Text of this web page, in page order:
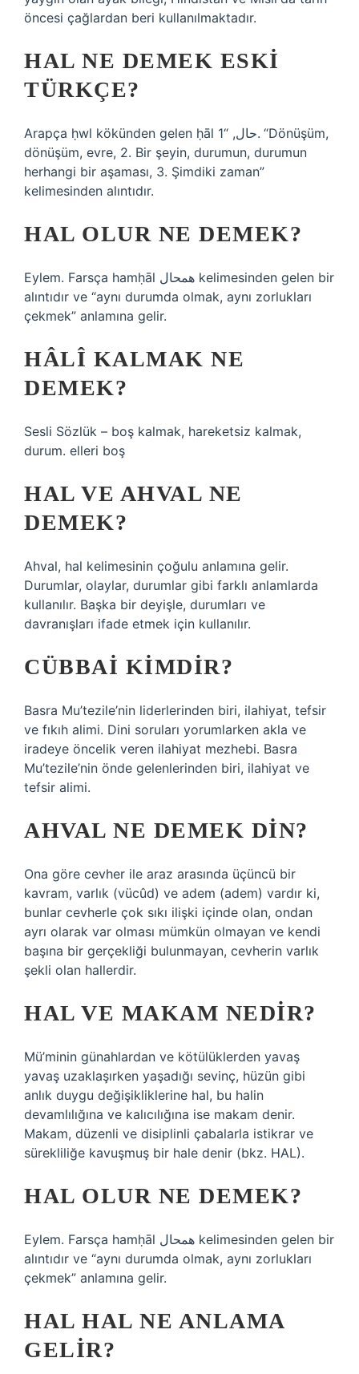
öncesi çağlardan beri kullanılmaktadır.
HAL NE DEMEK ESKI
TÜRKÇE?
Arapça ḥwl kökünden gelen ḥāl حال, “1. “Dönüşüm,
dönüşüm, evre, 2. Bir şeyin, durumun, durumun
herhangi bir aşaması, 3. Şimdiki zaman”
kelimesinden alıntıdır.
HAL OLUR NE DEMEK?
Eylem. Farsça hamḥāl همحال kelimesinden gelen bir
alıntıdır ve “aynı durumda olmak, aynı zorlukları
çekmek” anlamına gelir.
HÂLÎ KALMAK NE
DEMEK?
Sesli Sözlük – boş kalmak, hareketsiz kalmak,
durum. elleri boş
HAL VE AHVAL NE
DEMEK?
Ahval, hal kelimesinin çoğulu anlamına gelir.
Durumlar, olaylar, durumlar gibi farklı anlamlarda
kullanılır. Başka bir deyişle, durumları ve
davranışları ifade etmek için kullanılır.
CÜBBAI KIMDIR?
Basra Mu’tezile’nin liderlerinden biri, ilahiyat, tefsir
ve fıkıh alimi. Dini soruları yorumlarken akla ve
iradeye öncelik veren ilahiyat mezhebi. Basra
Mu’tezile’nin önde gelenlerinden biri, ilahiyat ve
tefsir alimi.
AHVAL NE DEMEK DIN?
Ona göre cevher ile araz arasında üçüncü bir
kavram, varlık (vücûd) ve adem (adem) vardır ki,
bunlar cevherle çok sıkı ilişki içinde olan, ondan
ayrı olarak var olması mümkün olmayan ve kendi
başına bir gerçekliği bulunmayan, cevherin varlık
şekli olan hallerdir.
HAL VE MAKAM NEDIR?
Mü’minin günahlardan ve kötülüklerden yavaş
yavaş uzaklaşırken yaşadığı sevinç, hüzün gibi
anlık duygu değişikliklerine hal, bu halin
devamlılığına ve kalıcılığına ise makam denir.
Makam, düzenli ve disiplinli çabalarla istikrar ve
sürekliliğe kavuşmuş bir hale denir (bkz. HAL).
HAL OLUR NE DEMEK?
Eylem. Farsça hamḥāl همحال kelimesinden gelen bir
alıntıdır ve “aynı durumda olmak, aynı zorlukları
çekmek” anlamına gelir.
HAL HAL NE ANLAMA
GELIR?